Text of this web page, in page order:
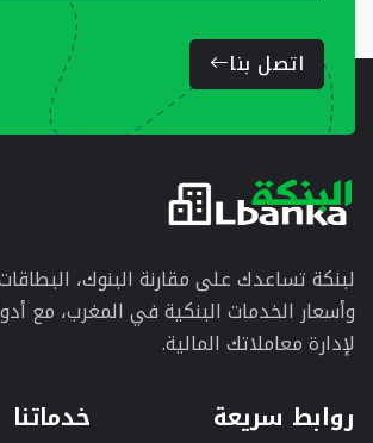
اتصل بنا
لبنكة تساعدك على مقارنة البنوك، البطاقات
وأسعار الخدمات البنكية في المغرب، مع
لإدارة معاملاتك المالية.
روابط سريعة خدماتنا